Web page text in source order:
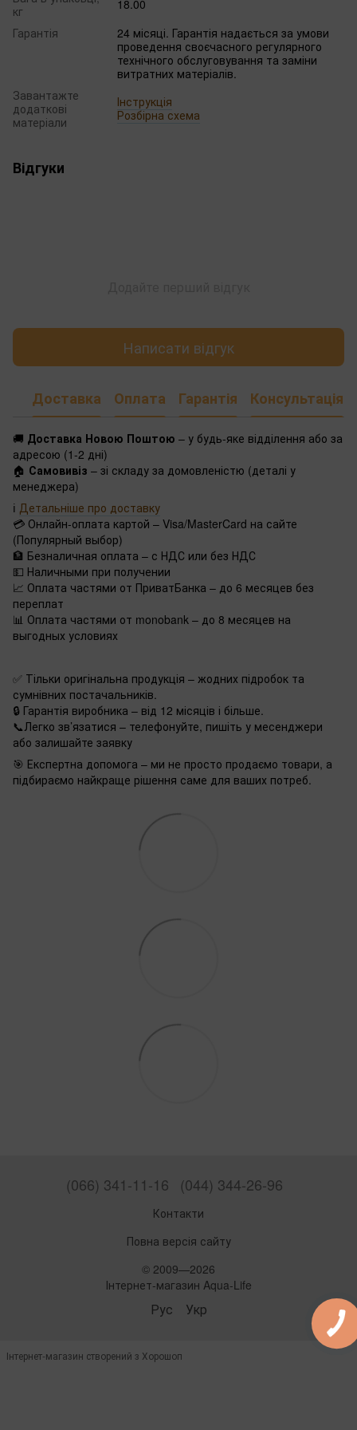
кг
18.00
Гарантія
24 місяці. Гарантія надається за умови
проведення своєчасного регулярного
технічного обслуговування та заміни
витратних матеріалів.
Завантажте
додаткові
матеріали
Інструкція
Розбірна схема
Відгуки
Написати відгук
Доставка Оплата Гарантія Консультація
🚚 Доставка Новою Поштою – у будь-яке відділення або за
адресою (1-2 дні)
🏠 Самовивіз – зі складу за домовленістю (деталі у
менеджера)
ℹ️ Детальніше про доставку
💳 Онлайн-оплата картой – Visa/MasterCard на сайте
(Популярный выбор)
🏦 Безналичная оплата – с НДС или без НДС
💵 Наличными при получении
📈 Оплата частями от ПриватБанка – до 6 месяцев без
переплат
📊 Оплата частями от monobank – до 8 месяцев на
выгодных условиях
✅ Тільки оригінальна продукція – жодних підробок та
сумнівних постачальників.
🔒 Гарантія виробника – від 12 місяців і більше.
📞Легко зв’язатися – телефонуйте, пишіть у месенджери
або залишайте заявку
🎯 Експертна допомога – ми не просто продаємо товари, а
підбираємо найкраще рішення саме для ваших потреб.
(066) 341-11-16 (044) 344-26-96
Контакти
Повна версія сайту
© 2009—2026
Інтернет-магазин Aqua-Life
Рус Укр
Інтернет-магазин створений з Хорошоп